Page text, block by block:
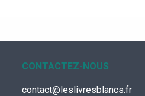
CONTACTEZ-NOUS
contact@leslivresblancs.fr